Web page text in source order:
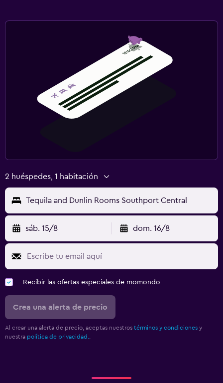
2 huéspedes, 1 habitación
Tequila and Dunlin Rooms Southport Central
sáb. 15/8 dom. 16/8
Recibir las ofertas especiales de momondo
Crea una alerta de precio
Al crear una alerta de precio, aceptas nuestros términos y condiciones y
nuestra política de privacidad.